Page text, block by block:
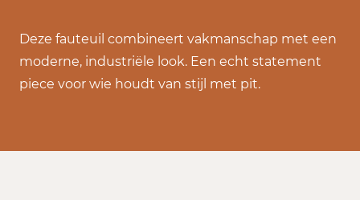
Deze fauteuil combineert vakmanschap met een
moderne, industriële look. Een echt statement
piece voor wie houdt van stijl met pit.